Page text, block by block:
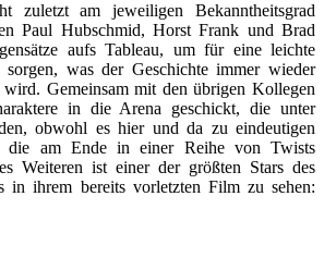
zuletzt am jeweiligen Bekanntheitsgrad
Paul Hubschmid, Horst Frank und Brad
aufs Tableau, um für eine leichte
sorgen, was der Geschichte immer wieder
Gemeinsam mit den übrigen Kollegen
in die Arena geschickt, die unter
obwohl es hier und da zu eindeutigen
die am Ende in einer Reihe von Twists
Weiteren ist einer der größten Stars des
in ihrem bereits vorletzten Film zu sehen: